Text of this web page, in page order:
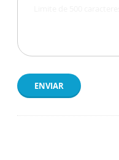
ENVIAR